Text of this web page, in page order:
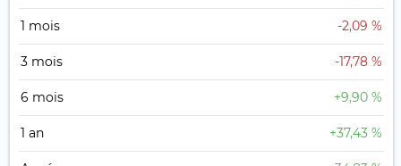
1 mois -2,09 %
3 mois -17,78 %
6 mois +9,90 %
1 an +37,43 %